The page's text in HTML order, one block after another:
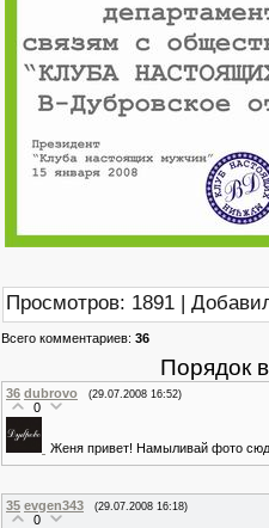
Просмотров: 1891 |
Всего комментариев: 36
Порядок
36 dubrovo (29.07.2008 16:52)
0
Женя привет! Намыливай фото
35 evgen343 (29.07.2008 16:18)
0